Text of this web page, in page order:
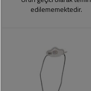
edilememektedir.